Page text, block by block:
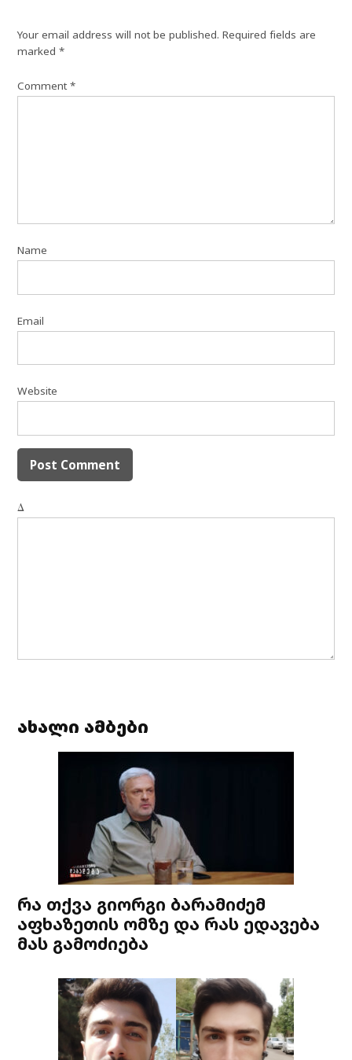
Your email address will not be published. Required fields are
marked*
Comment*
Name
Email
Website
Δ
ახალი ამბები
რა თქვა გიორგი ბარამიძემ
აფხაზეთის ომზე და რას ედავება
მას გამოძიება